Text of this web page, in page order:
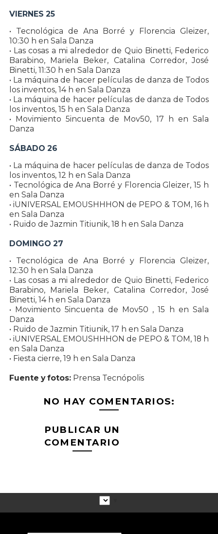
VIERNES 25
• Tecnológica de Ana Borré y Florencia Gleizer,
10:30 h en Sala Danza
• Las cosas a mi alrededor de Quio Binetti, Federico
Barabino, Mariela Beker, Catalina Corredor, José
Binetti, 11:30 h en Sala Danza
• La máquina de hacer películas de danza de Todos
los inventos, 14 h en Sala Danza
• La máquina de hacer películas de danza de Todos
los inventos, 15 h en Sala Danza
• Movimiento 5incuenta de Mov50, 17 h en Sala
Danza
SÁBADO 26
• La máquina de hacer películas de danza de Todos
los inventos, 12 h en Sala Danza
• Tecnológica de Ana Borré y Florencia Gleizer, 15 h
en Sala Danza
• iUNIVERSAL EMOUSHHHON de PEPO & TOM, 16 h
en Sala Danza
• Ruido de Jazmin Titiunik, 18 h en Sala Danza
DOMINGO 27
• Tecnológica de Ana Borré y Florencia Gleizer,
12:30 h en Sala Danza
• Las cosas a mi alrededor de Quio Binetti, Federico
Barabino, Mariela Beker, Catalina Corredor, José
Binetti, 14 h en Sala Danza
• Movimiento 5incuenta de Mov50 , 15 h en Sala
Danza
• Ruido de Jazmin Titiunik, 17 h en Sala Danza
• iUNIVERSAL EMOUSHHHON de PEPO & TOM, 18 h
en Sala Danza
• Fiesta cierre, 19 h en Sala Danza
Fuente y fotos:Prensa Tecnópolis
NO HAY COMENTARIOS:
PUBLICAR UN
COMENTARIO